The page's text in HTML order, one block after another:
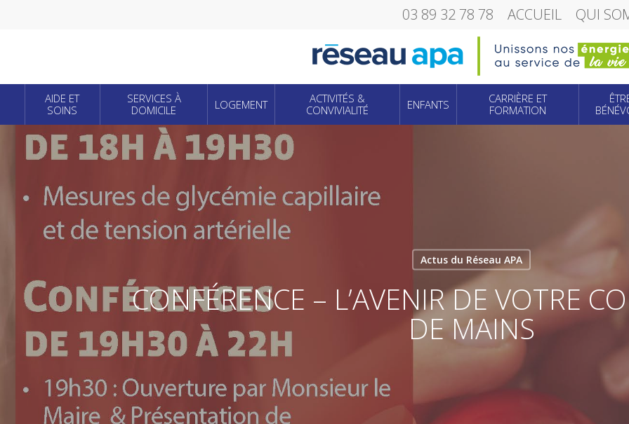
03 89 32 78 78 ACCUEIL QUI
AIDE ET
SOINS
SERVICES À
DOMICILE
LOGEMENT
ACTIVITÉS &
CONVIVIALITÉ
ENFANTS
CARRIÈRE ET
FORMATION
Actus du Réseau APA
CONFÉRENCE – L’AVENIR DE VOTRE
DE MAINS